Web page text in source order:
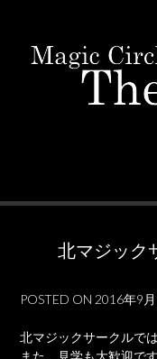
content
北マジック
POSTED ON 2016年9
北マジックサークルで
また、見学も大歓迎です